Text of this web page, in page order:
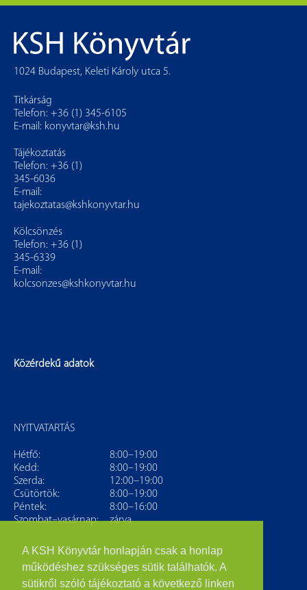
A KSH Könyvtár honlapján csak a honlap
működéshez szükséges sütik találhatók. A
sütikről szóló tájékoztató a következő linken
1024 Budapest, Keleti Károly utca 5.
Titkárság
Telefon: +36 (1) 345-6105
E-mail: konyvtar@ksh.hu
Tájékoztatás
Telefon: +36 (1)
345-6036
E-mail:
tajekoztatas@kshkonyvtar.hu
Kölcsönzés
Telefon: +36 (1)
345-6339
E-mail:
kolcsonzes@kshkonyvtar.hu
Közérdekű adatok
NYITVATARTÁS
Hétfő:
8:00–19:00
Kedd:
8:00–19:00
Szerda:
12:00–19:00
Csütörtök:
8:00–19:00
Péntek:
8:00–16:00
Szombat–vasárnap:
zárva